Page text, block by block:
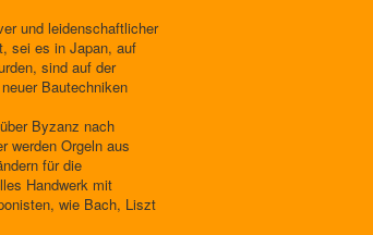
und leidenschaftlicher
sei es in Japan, auf
sind auf der
Bautechniken
Byzanz nach
werden Orgeln aus
für die
Handwerk mit
wie Bach, Liszt